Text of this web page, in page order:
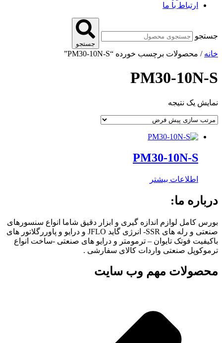
ارتباط با ما
جستجو
جستجو
خانه / محصولات برچسب خورده “PM30-10N-S”
PM30-10N-S
نمایش یک نتیجه
PM30-10N-S
اطلاعات بیشتر
درباره ما:
بورس کامل لوازم اندازه گیری و ابزار دقیق شاما انواع سنسورهای
صنعتی و رله های SSR- انرژی گاید JFLO و درایو و پاوررگلاتور های
باکیفیت فوتک تایوان – ترمومتر و درایو های صنعتی -ساخت انواع
ترموکوپل صنعتی واردات کالای سفارشی .
محصولات مهم وب سایت